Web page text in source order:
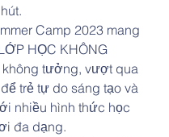
Camp 2023 mang
HỌC KHÔNG
không tưởng, vượt qua
trẻ tự do sáng tạo và
nhiều hình thức học
đa dạng.